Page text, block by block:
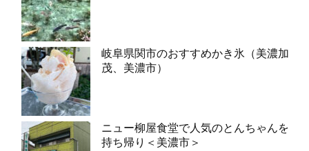
岐阜県関市のおすすめかき氷（美濃加
茂、美濃市）
ニュー柳屋食堂で人気のとんちゃんを
持ち帰り＜美濃市＞